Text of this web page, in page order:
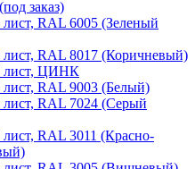
заказ)
RAL 6005 (Зеленый
RAL 8017 (Коричневый)
лист, ЦИНК
RAL 9003 (Белый)
RAL 7024 (Серый
RAL 3011 (Красно-